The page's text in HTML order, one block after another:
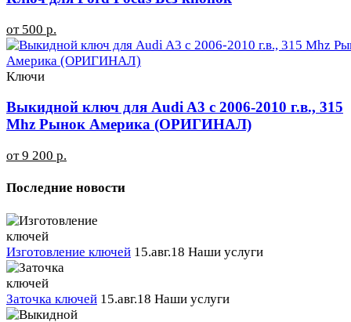
от 500 р.
Ключи
Выкидной ключ для Audi A3 c 2006-2010 г.в., 315
Mhz Рынок Америка (ОРИГИНАЛ)
от 9 200 р.
Последние новости
Изготовление ключей 15.авг.18 Наши услуги
Заточка ключей 15.авг.18 Наши услуги